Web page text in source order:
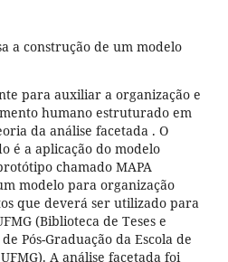
a construção de um modelo
para auxiliar a organização e
humano estruturado em
da análise facetada . O
é a aplicação do modelo
chamado MAPA
modelo para organização
que deverá ser utilizado para
(Biblioteca de Teses e
Pós-Graduação da Escola de
A análise facetada foi